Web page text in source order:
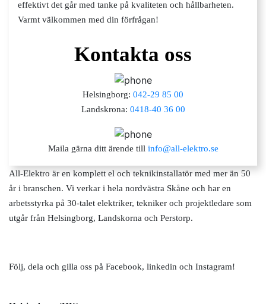
effektivt det går med tanke på kvaliteten och hållbarheten.
Varmt välkommen med din förfrågan!
Kontakta oss
Helsingborg: 042-29 85 00
Landskrona: 0418-40 36 00
Maila gärna ditt ärende till info@all-elektro.se
All-Elektro är en komplett el och teknikinstallatör med mer än 50
år i branschen. Vi verkar i hela nordvästra Skåne och har en
arbetsstyrka på 30-talet elektriker, tekniker och projektledare som
utgår från Helsingborg, Landskorna och Perstorp.
Följ, dela och gilla oss på Facebook, linkedin och Instagram!